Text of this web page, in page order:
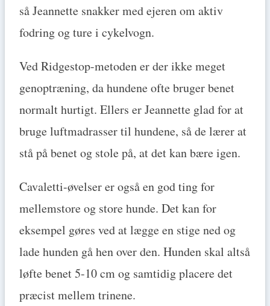
så Jeannette snakker med ejeren om aktiv
fodring og ture i cykelvogn.
Ved Ridgestop-metoden er der ikke meget
genoptræning, da hundene ofte bruger benet
normalt hurtigt. Ellers er Jeannette glad for at
bruge luftmadrasser til hundene, så de lærer at
stå på benet og stole på, at det kan bære igen.
Cavaletti-øvelser er også en god ting for
mellemstore og store hunde. Det kan for
eksempel gøres ved at lægge en stige ned og
lade hunden gå hen over den. Hunden skal altså
løfte benet 5-10 cm og samtidig placere det
præcist mellem trinene.